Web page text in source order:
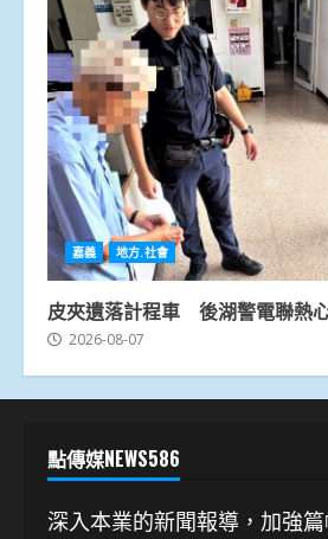
嘉義 地方.社會
皮夾遺落計程車 後湖警電聯熱
2026-08-07
點傳媒NEWS586
深入本業的新聞報導，加強